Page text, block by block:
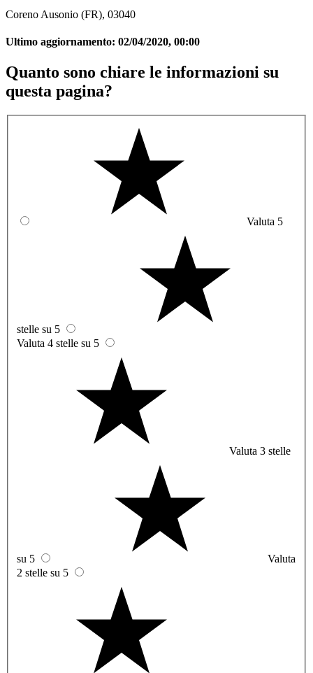
Coreno Ausonio (FR), 03040
Ultimo aggiornamento: 02/04/2020, 00:00
Quanto sono chiare le informazioni su
questa pagina?
Valuta 5
stelle su 5
Valuta 4 stelle su 5
Valuta 3 stelle
su 5
Valuta
2 stelle su 5